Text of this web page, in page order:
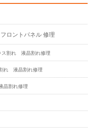
ントパネル 修理
割れ 液晶割れ修理
れ 液晶割れ修理
割れ修理